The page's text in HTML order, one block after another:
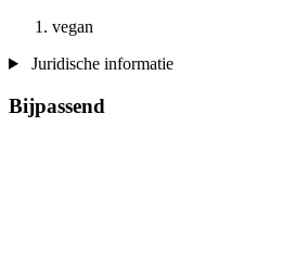
vegan
Juridische informatie
Bijpassend